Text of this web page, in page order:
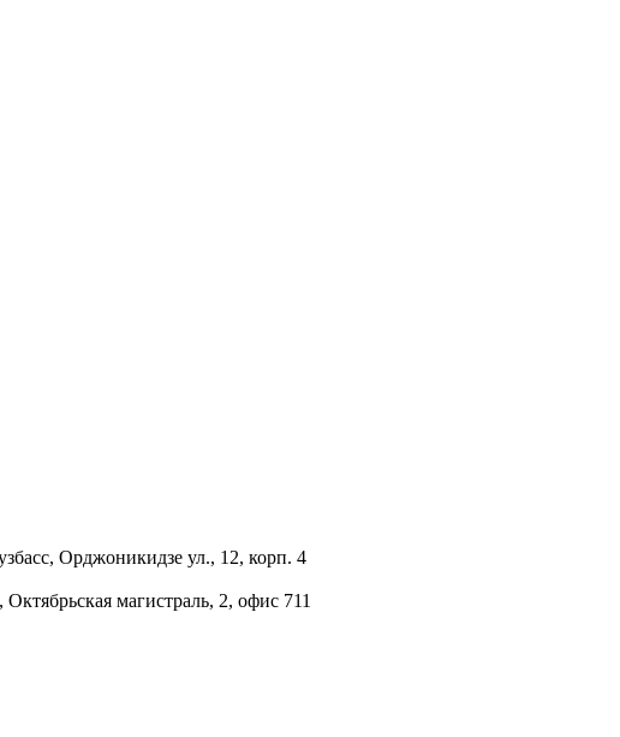
Орджоникидзе ул., 12, корп. 4
магистраль, 2, офис 711